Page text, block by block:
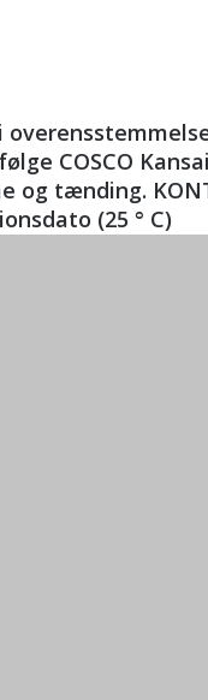
COSCO
tænding.
(25 ° C)